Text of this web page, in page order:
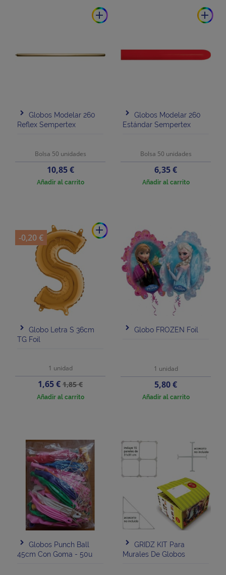
add
Globos Modelar 260
Reflex Sempertex
Bolsa 50 unidades
Precio
10,85 €
Añadir al carrito
add
Globos Modelar 260
Estándar Sempertex
Bolsa 50 unidades
Precio
6,35 €
Añadir al carrito
add
Globo Letra S 36cm
TG Foil
1 unidad
Precio
1,65 €Precio
base
1,85 €
Añadir al carrito
-0,20 €
Globo FROZEN Foil
1 unidad
Precio
5,80 €
Añadir al carrito
Globos Punch Ball
45cm Con Goma - 50u
GRIDZ KIT Para
Murales De Globos